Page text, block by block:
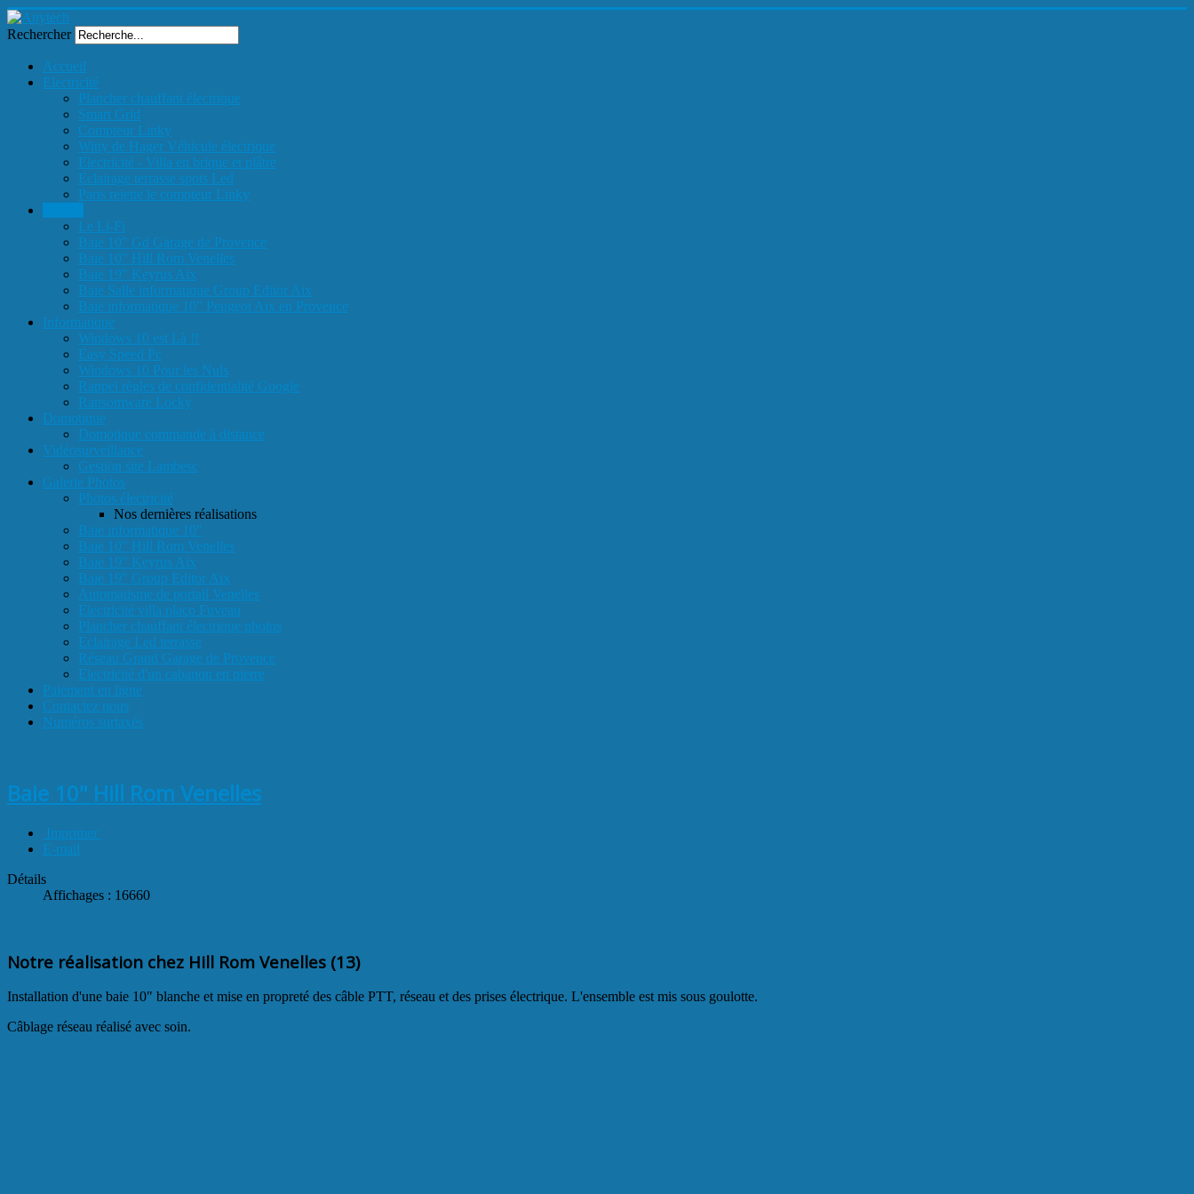
Rechercher
Accueil
Electricité
Plancher chauffant électrique
Smart Grid
Compteur Linky
Witty de Hager Véhicule électrique
Electricité - Villa en brique et plâtre
Eclairage terrasse spots Led
Paris rejette le compteur Linky
Le Li-Fi
Baie 10" Gd Garage de Provence
Baie 10" Hill Rom Venelles
Baie 19" Keyrus Aix
Baie Salle informatique Group Editor Aix
Baie informatique 10" Peugeot Aix en Provence
Informatique
Windows 10 est Là !!
Easy Speed Pc
Windows 10 Pour les Nuls
Rappel règles de confidentialité Google
Ransomware Locky
Domotique
Domotique commande à distance
Vidéosurveillance
Gestion site Lambesc
Galerie Photos
Photos électricité
Nos dernières réalisations
Baie informatique 10"
Baie 10" Hill Rom Venelles
Baie 19" Keyrus Aix
Baie 19" Group Editor Aix
Automatisme de portail Venelles
Electricité villa placo Fuveau
Plancher chauffant électrique photos
Eclairage Led terrasse
Réseau Grand Garage de Provence
Electricité d'un cabanon en pierre
Paiement en ligne
Contactez nous
Numéros surtaxés
Baie 10" Hill Rom Venelles
Imprimer
E-mail
Détails
Affichages : 16660
Notre réalisation chez Hill Rom Venelles (13)
Installation d'une baie 10" blanche et mise en propreté des câble PTT, réseau et des prises électrique. L'ensemble est mis sous goulotte.
Câblage réseau réalisé avec soin.